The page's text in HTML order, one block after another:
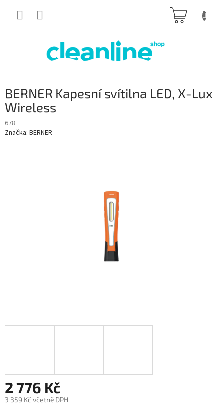
BERNER Kapesní svítilna LED, X-Lux
Wireless
678
Značka: BERNER
2 776 Kč
3 359 Kč včetně DPH